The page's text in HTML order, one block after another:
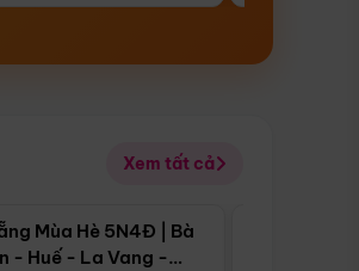
Xem tất cả
Điểm nổi bật
Mùa Hè 5N4Đ | Bà
- Huế - La Vang -